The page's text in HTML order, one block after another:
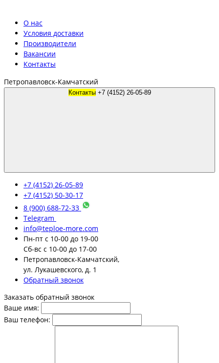
О нас
Условия доставки
Производители
Вакансии
Контакты
Петропавловск-Камчатский
Контакты +7 (4152) 26-05-89
+7 (4152) 26-05-89
+7 (4152) 50-30-17
8 (900) 688-72-33
Telegram
info@teploe-more.com
Пн-пт с 10-00 до 19-00
Сб-вс с 10-00 до 17-00
Петропавловск-Камчатский,
ул. Лукашевского, д. 1
Обратный звонок
Заказать обратный звонок
Ваше имя:
Ваш телефон: